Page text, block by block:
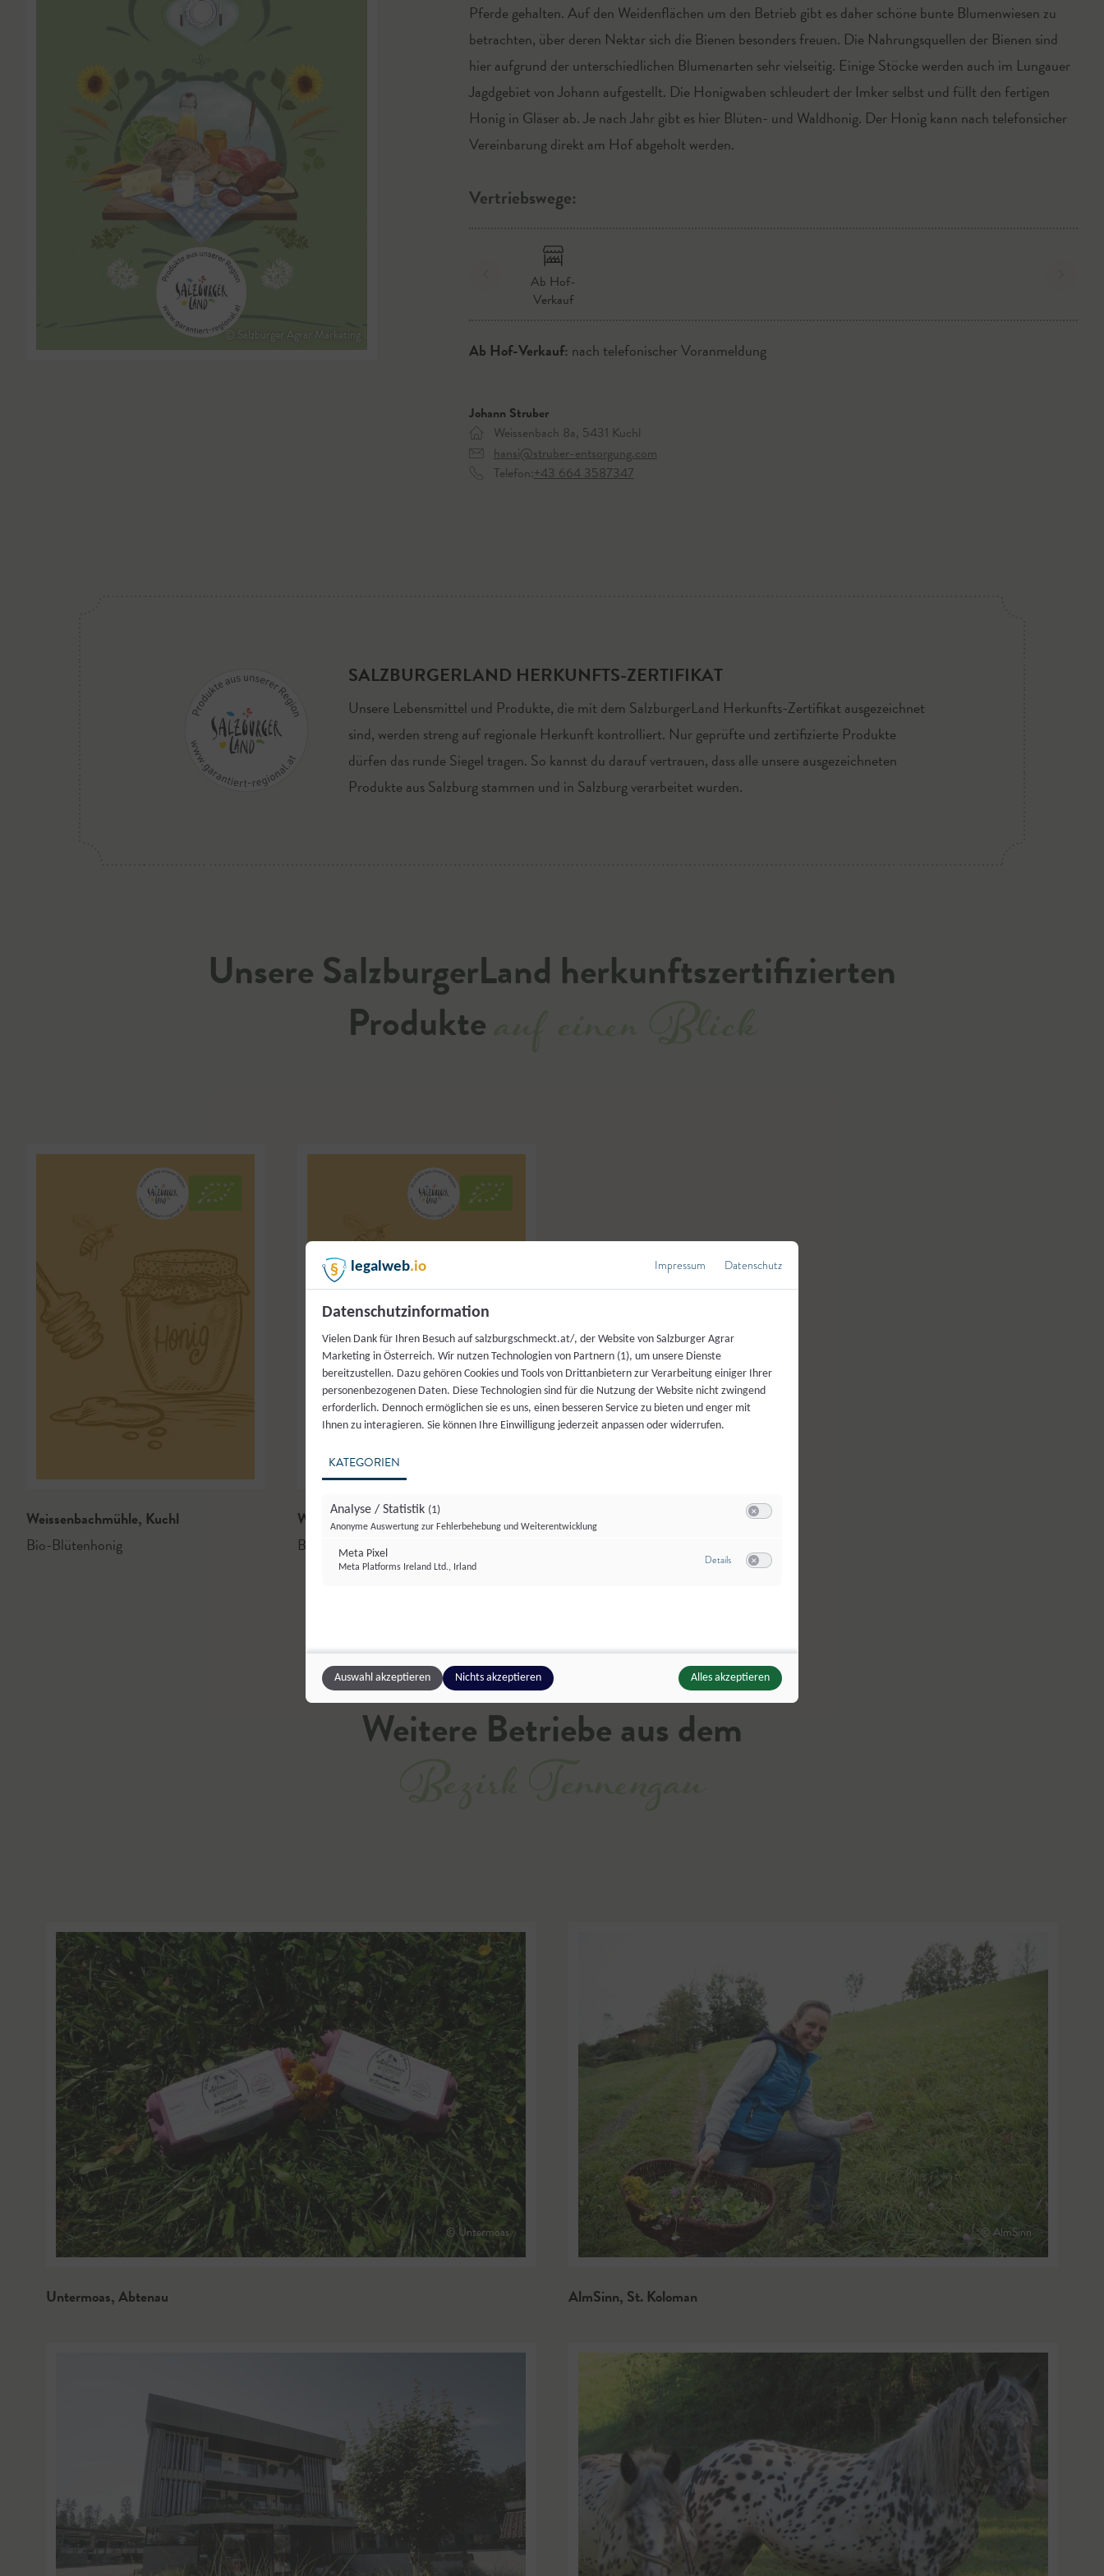
© Salzburger Agrar Marketing
Pferde gehalten. Auf den Weidenflächen um den Betrieb gibt es daher schöne bunte Blumenwiesen zu
betrachten, über deren Nektar sich die Bienen besonders freuen. Die Nahrungsquellen der Bienen sind
hier aufgrund der unterschiedlichen Blumenarten sehr vielseitig. Einige Stöcke werden auch im Lungauer
Jagdgebiet von Johann aufgestellt. Die Honigwaben schleudert der Imker selbst und füllt den fertigen
Honig in Gläser ab. Je nach Jahr gibt es hier Blüten- und Waldhonig. Der Honig kann nach telefonsicher
Vereinbarung direkt am Hof abgeholt werden.
Vertriebswege:
Ab Hof-
Verkauf
Ab Hof-Verkauf: nach telefonischer Voranmeldung
Johann Struber
Weissenbach 8a, 5431 Kuchl
hansi@struber-entsorgung.com
Telefon:+43 664 3587347
SALZBURGERLAND HERKUNFTS-ZERTIFIKAT
Unsere Lebensmittel und Produkte, die mit dem SalzburgerLand Herkunfts-Zertifikat ausgezeichnet
sind, werden streng auf regionale Herkunft kontrolliert. Nur geprüfte und zertifizierte Produkte
dürfen das runde Siegel tragen. So kannst du darauf vertrauen, dass alle unsere ausgezeichneten
Produkte aus Salzburg stammen und in Salzburg verarbeitet wurden.
Unsere SalzburgerLand herkunftszertifizierten
Produkte
Weissenbachmühle, Kuchl
Bio-Blütenhonig
Weissenbachmühle,Kuchl
Bio-Waldhonig
Weitere Betriebe aus dem
© Untermoas
Untermoas,Abtenau
© AlmSinn
AlmSinn, St. Koloman
legalweb.io Impressum Datenschutz
Datenschutzinformation
Vielen Dank für Ihren Besuch auf salzburgschmeckt.at/, der Website von Salzburger Agrar
Marketing in Österreich. Wir nutzen Technologien von Partnern (1), um unsere Dienste
bereitzustellen. Dazu gehören Cookies und Tools von Drittanbietern zur Verarbeitung einiger Ihrer
personenbezogenen Daten. Diese Technologien sind für die Nutzung der Website nicht zwingend
erforderlich. Dennoch ermöglichen sie es uns, einen besseren Service zu bieten und enger mit
Ihnen zu interagieren. Sie können Ihre Einwilligung jederzeit anpassen oder widerrufen.
KATEGORIEN
Analyse / Statistik (1)
Anonyme Auswertung zur Fehlerbehebung und Weiterentwicklung
Meta Pixel
Meta Platforms Ireland Ltd., Irland
Detailszu Meta Pixel
Auswahl akzeptieren Nichts akzeptieren Alles akzeptieren